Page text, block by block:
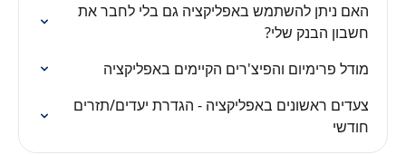
האם ניתן להשתמש באפליקציה גם בלי לחבר את
חשבון הבנק שלי?
מודל פרימיום והפיצ'רים הקיימים באפליקציה
צעדים ראשונים באפליקציה - הגדרת יעדים/תזרים
חודשי